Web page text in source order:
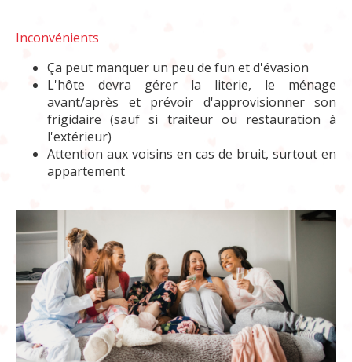
Inconvénients
Ça peut manquer un peu de fun et d'évasion
L'hôte devra gérer la literie, le ménage
avant/après et prévoir d'approvisionner son
frigidaire (sauf si traiteur ou restauration à
l'extérieur)
Attention aux voisins en cas de bruit, surtout en
appartement